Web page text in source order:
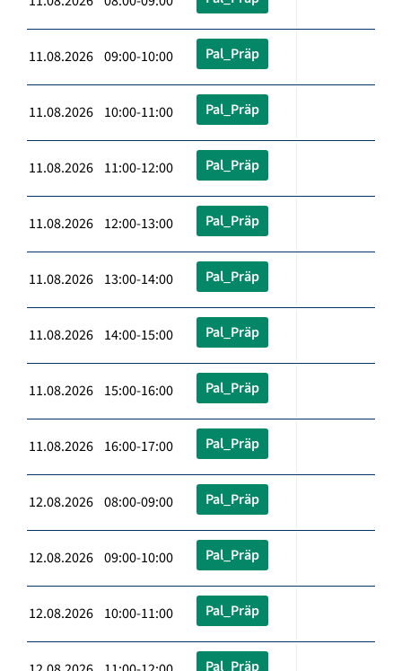
11.08.2026 09:00-10:00 Pal_Präp
11.08.2026 10:00-11:00 Pal_Präp
11.08.2026 11:00-12:00 Pal_Präp
11.08.2026 12:00-13:00 Pal_Präp
11.08.2026 13:00-14:00 Pal_Präp
11.08.2026 14:00-15:00 Pal_Präp
11.08.2026 15:00-16:00 Pal_Präp
11.08.2026 16:00-17:00 Pal_Präp
12.08.2026 08:00-09:00 Pal_Präp
12.08.2026 09:00-10:00 Pal_Präp
12.08.2026 10:00-11:00 Pal_Präp
Pal_Präp